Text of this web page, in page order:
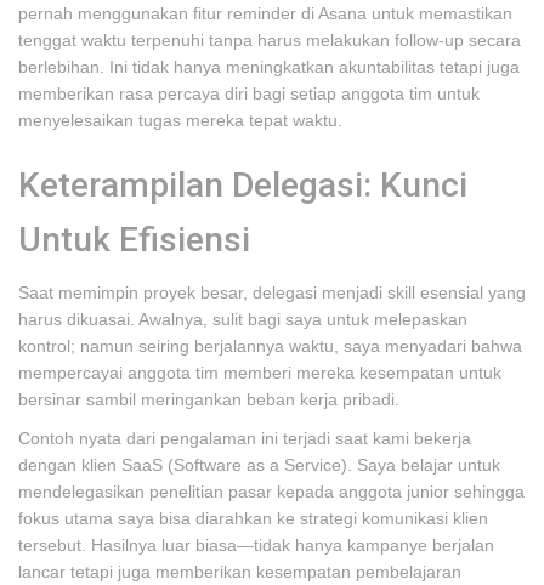
pernah menggunakan fitur reminder di Asana untuk memastikan
tenggat waktu terpenuhi tanpa harus melakukan follow-up secara
berlebihan. Ini tidak hanya meningkatkan akuntabilitas tetapi juga
memberikan rasa percaya diri bagi setiap anggota tim untuk
menyelesaikan tugas mereka tepat waktu.
Keterampilan Delegasi: Kunci
Untuk Efisiensi
Saat memimpin proyek besar, delegasi menjadi skill esensial yang
harus dikuasai. Awalnya, sulit bagi saya untuk melepaskan
kontrol; namun seiring berjalannya waktu, saya menyadari bahwa
mempercayai anggota tim memberi mereka kesempatan untuk
bersinar sambil meringankan beban kerja pribadi.
Contoh nyata dari pengalaman ini terjadi saat kami bekerja
dengan klien SaaS (Software as a Service). Saya belajar untuk
mendelegasikan penelitian pasar kepada anggota junior sehingga
fokus utama saya bisa diarahkan ke strategi komunikasi klien
tersebut. Hasilnya luar biasa—tidak hanya kampanye berjalan
lancar tetapi juga memberikan kesempatan pembelajaran